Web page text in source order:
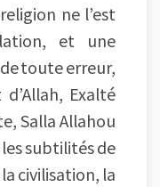
ne l’est
et une
toute erreur,
Exalté
Salla Allahou
subtilités de
civilisation, la